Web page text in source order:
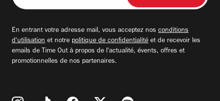
adresse
En entrant votre adresse mail, vous acceptez nos conditions
d'utilisation et notre politique de confidentialité et de recevoir les
emails de Time Out à propos de l'actualité, évents, offres et
promotionnelles de nos partenaires.